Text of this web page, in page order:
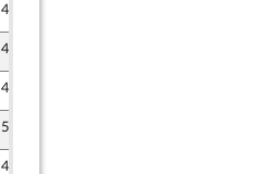
4 novembre 2021
4 novembre 2021
4 novembre 2021
5 novembre 2021
4 novembre 2021